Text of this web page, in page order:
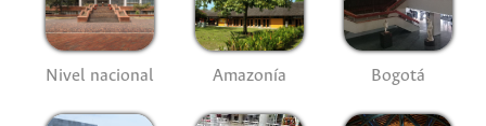
Nivel nacional Amazonía Bogotá